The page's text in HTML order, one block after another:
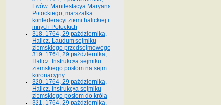
Lwów. Manifestacya Maryana
Potockiego, marszałka
konfederacyi ziemi halickiej i
innych Potockich
318. 1764, 29 października,
Halicz. Laudum sejmiku
ziemskiego przedsejmowego
319. 1764, 29 października,
Halicz. Instrukcya sejmiku
ziemskiego posłom na sejm
koronacyjny
320. 1764, 29 października,
Halicz. Instrukcya sejmiku
ziemskiego posłom do króla
321. 1764, 29 października,